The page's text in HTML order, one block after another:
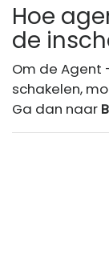
Hoe
de
Om de Agent
schakelen,
Ga dan naar